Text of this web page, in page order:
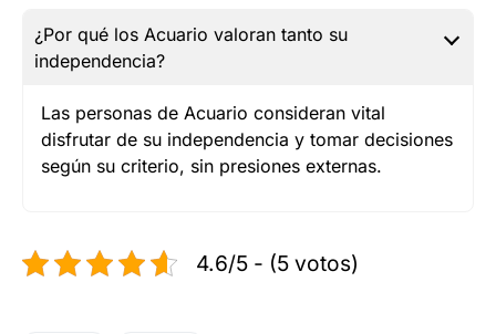
¿Por qué los Acuario valoran tanto su
independencia?
Las personas de Acuario consideran vital
disfrutar de su independencia y tomar decisiones
según su criterio, sin presiones externas.
4.6/5 - (5 votos)